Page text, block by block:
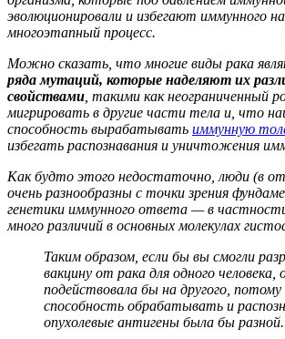
эволюционировали и избегают иммунного
многоэтапный процесс.
Можно сказать, что многие виды рака
ряда мутаций, которые наделяют их
свойствами , такими как неограниченный
мигрировать в другие части тела и, что
способность вырабатывать иммунную
избегать распознавания и уничтожения
Как будто этого недостаточно, люди (в
очень разнообразны с точки зрения
генетики иммунного ответа — в
много различий в основных молекулах
Таким образом, если бы вы смогли
вакцину от рака для одного человека,
подействовала бы на другого,
способность обрабатывать и
опухолевые антигены была бы разной.